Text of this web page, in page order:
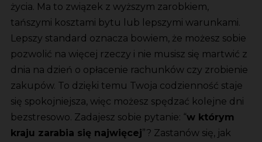
życia. Ma to związek z wyższym zarobkiem,
tańszymi kosztami bytu lub lepszymi warunkami.
Lepszy standard oznacza bowiem, że możesz sobie
pozwolić na więcej rzeczy i nie musisz się martwić z
dnia na dzień o opłacenie rachunków czy zrobienie
zakupów. To dzięki temu Twoja codzienność staje
się spokojniejsza, więc możesz spędzać kolejne dni
bezstresowo. Zadajesz sobie pytanie: “w którym
kraju zarabia się najwięcej”? Zastanów się, jak